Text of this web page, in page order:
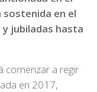
en el
jubiladas hasta
comenzar a regir
en 2017,